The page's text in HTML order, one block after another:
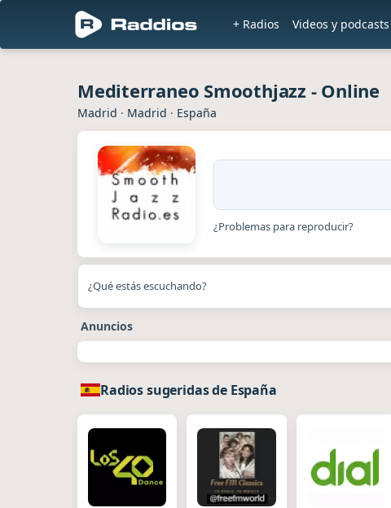
+ Radios Videos y podcasts
Mediterraneo Smoothjazz - Online
Madrid · Madrid · España
¿Problemas para reproducir?
¿Qué estás escuchando?
Anuncios
Radios sugeridas de España